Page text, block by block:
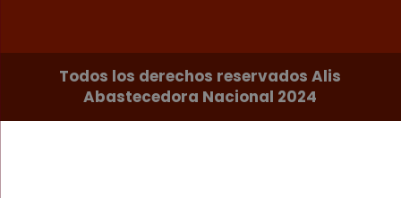
Todos los derechos reservados Alis
Abastecedora Nacional 2024